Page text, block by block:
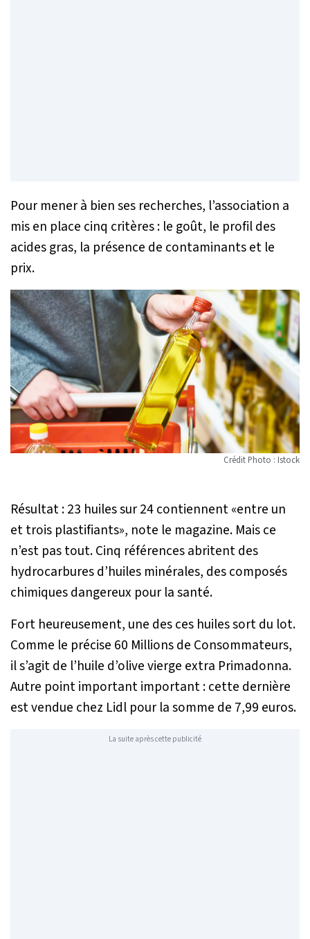
Pour mener à bien ses recherches, l’association a
mis en place cinq critères : le goût, le profil des
acides gras, la présence de contaminants et le
prix.
Crédit Photo : Istock
Résultat : 23 huiles sur 24 contiennent «entre un
et trois plastifiants», note le magazine. Mais ce
n’est pas tout. Cinq références abritent des
hydrocarbures d’huiles minérales, des composés
chimiques dangereux pour la santé.
Fort heureusement, une des ces huiles sort du lot.
Comme le précise 60 Millions de Consommateurs,
il s’agit de l’huile d’olive vierge extra Primadonna.
Autre point important important : cette dernière
est vendue chez Lidl pour la somme de 7,99 euros.
La suite après cette publicité